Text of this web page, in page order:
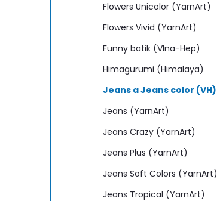
Flowers Unicolor (YarnArt)
Flowers Vivid (YarnArt)
Funny batik (Vlna-Hep)
Himagurumi (Himalaya)
Jeans a Jeans color (VH)
Jeans (YarnArt)
Jeans Crazy (YarnArt)
Jeans Plus (YarnArt)
Jeans Soft Colors (YarnArt)
Jeans Tropical (YarnArt)